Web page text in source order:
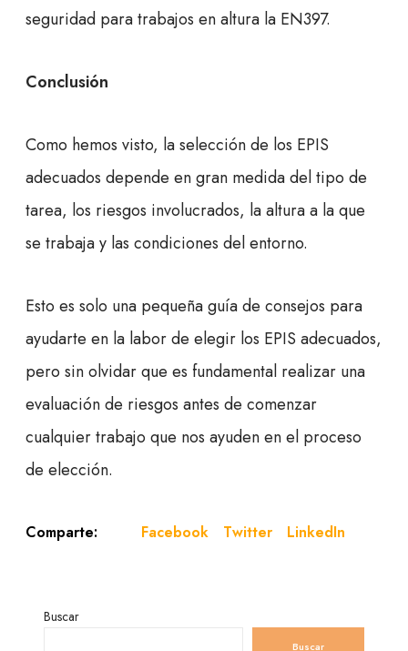
seguridad para trabajos en altura la EN397.
Conclusión
Como hemos visto, la selección de los EPIS
adecuados depende en gran medida del tipo de
tarea, los riesgos involucrados, la altura a la que
se trabaja y las condiciones del entorno.
Esto es solo una pequeña guía de consejos para
ayudarte en la labor de elegir los EPIS adecuados,
pero sin olvidar que es fundamental realizar una
evaluación de riesgos antes de comenzar
cualquier trabajo que nos ayuden en el proceso
de elección.
Comparte: Facebook Twitter LinkedIn
Buscar
Buscar